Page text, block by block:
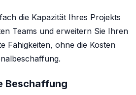
die Kapazität Ihres Projekts
Teams und erweitern Sie Ihren
Fähigkeiten, ohne die Kosten
Beschaffung